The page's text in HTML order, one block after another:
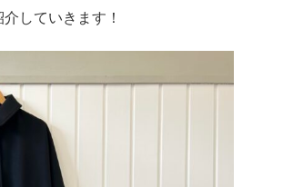
していきます！